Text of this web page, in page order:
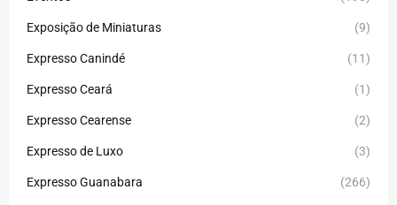
Exposição de Miniaturas (9)
Expresso Canindé (11)
Expresso Ceará (1)
Expresso Cearense (2)
Expresso de Luxo (3)
Expresso Guanabara (266)